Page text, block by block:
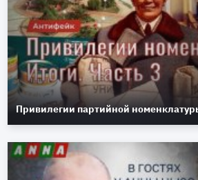
Привилегии партийной